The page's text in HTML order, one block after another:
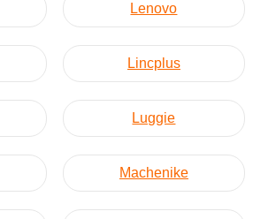
Lenovo
Lincplus
Luggie
Machenike